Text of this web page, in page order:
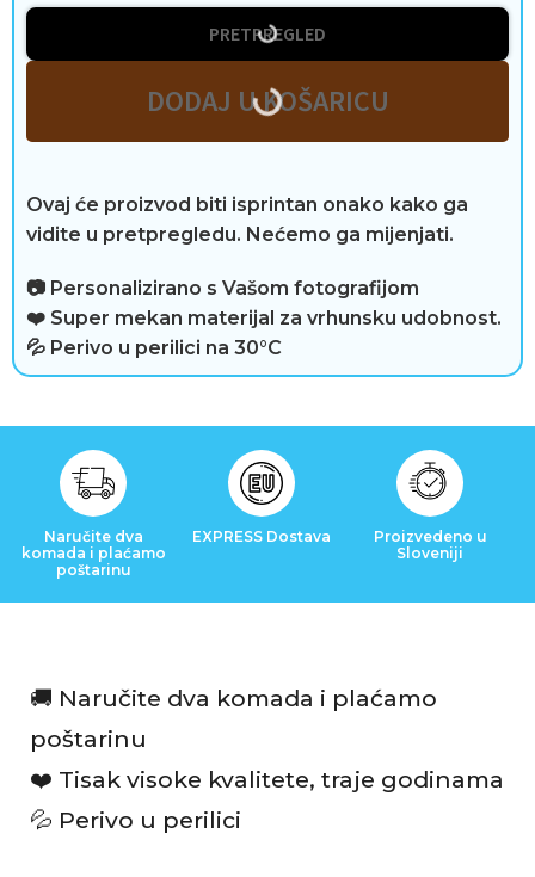
R
e
c
e
n
z
i
j
PRETPREGLED
DODAJ U KOŠARICU
Ovaj će proizvod biti isprintan onako kako ga
vidite u pretpregledu. Nećemo ga mijenjati.
📷 Personalizirano s Vašom fotografijom
❤️ Super mekan materijal za vrhunsku udobnost.
💦 Perivo u perilici na 30°C
Naručite dva
komada i plaćamo
poštarinu
EXPRESS Dostava
Proizvedeno u
Sloveniji
🚚 Naručite dva komada i plaćamo
poštarinu
❤️ Tisak visoke kvalitete, traje godinama
💦 Perivo u perilici